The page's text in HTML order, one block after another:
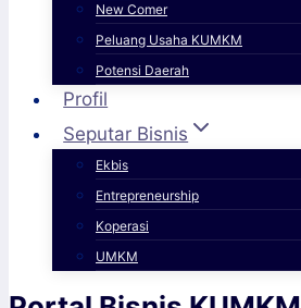
New Comer
Peluang Usaha KUMKM
Potensi Daerah
Profil
Seputar Bisnis
Ekbis
Entrepreneurship
Koperasi
UMKM